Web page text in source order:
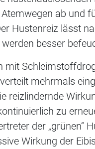
ab und
Hustenreiz lässt
besser
mit
mehrmals
reizlindernde
zu
der „grünen“
Wirkung der